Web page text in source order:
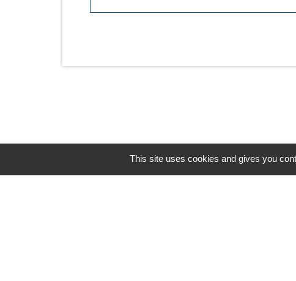
Horaires/Contacts
This site uses cookies and gives you